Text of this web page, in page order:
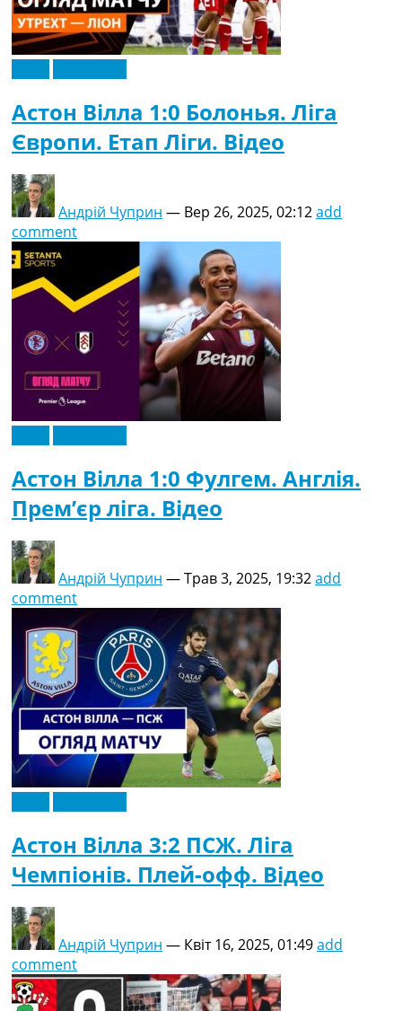
Астон Вілла 1:0 Болонья. Ліга
Європи. Етап Ліги. Відео
Андрій Чуприн — Вер 26, 2025, 02:12add
comment
Астон Вілла 1:0 Фулгем. Англія.
Прем’єр ліга. Відео
Андрій Чуприн —Трав 3, 2025, 19:32add
comment
Астон Вілла 3:2 ПСЖ. Ліга
Чемпіонів. Плей-офф. Відео
Андрій Чуприн — Квіт 16, 2025, 01:49add
comment